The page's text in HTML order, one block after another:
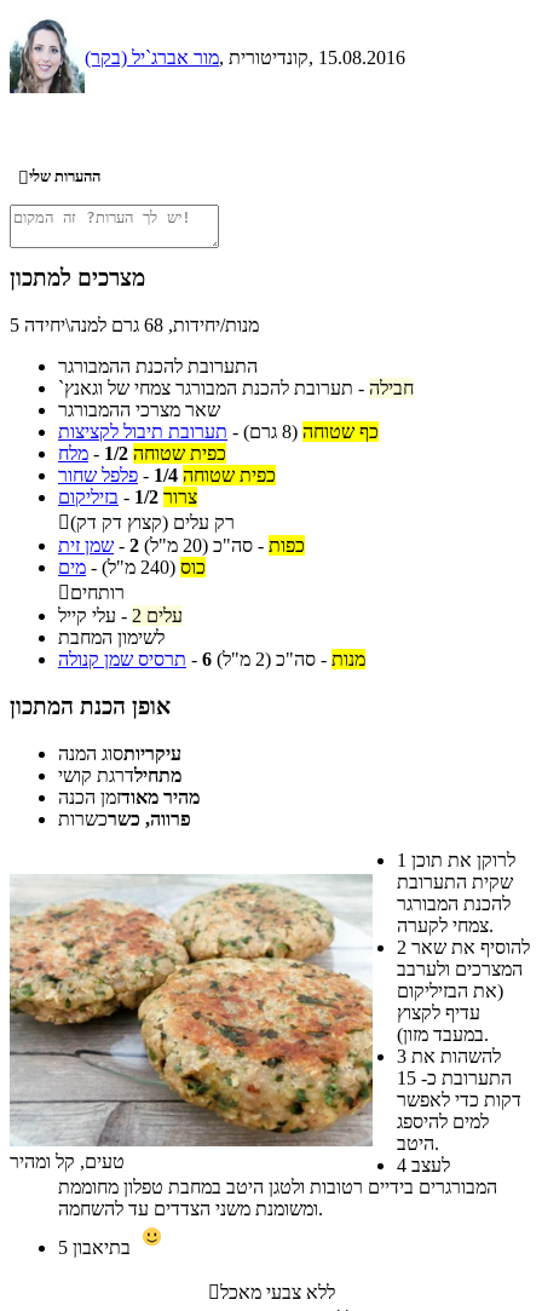
מור אברג`יל (בקר) , קונדיטורית, 15.08.2016
ההערות שלי
מצרכים למתכון
5 מנות/יחידות, 68 גרם למנה\יחידה
התערובת להכנת ההמבורגר
תערובת להכנת המבורגר צמחי של וגאנץ` - חבילה
שאר מצרכי ההמבורגר
תערובת תיבול לקציצות - כף שטוחה (8 גרם)
מלח - 1/2 כפית שטוחה
פלפל שחור - 1/4 כפית שטוחה
בזיליקום - 1/2 צרור
רק עלים (קצוץ דק דק)
שמן זית - 2 כפות - סה"כ (20 מ"ל)
מים - כוס (240 מ"ל)
רותחים
עלי קייל -
2 עלים
לשימון המחבת
תרסיס שמן קנולה - 6 מנות - סה"כ (2 מ"ל)
אופן הכנת המתכון
עיקריותסוג המנה
מתחילדרגת קושי
מהיר מאודזמן הכנה
פרווה, כשרכשרות
טעים, קל ומהיר
1
שקית התערובת
להכנת המבורגר
צמחי לקערה.
2
המצרכים ולערבב
(את הבזיליקום
עדיף לקצוץ
במעבד מזון).
3
התערובת כ- 15
דקות כדי לאפשר
למים להיספג
היטב.
4
המבורגרים בידיים רטובות ולטגן היטב במחבת טפלון מחוממת
ומשומנת משני הצדדים עד להשחמה.
5
ללא צבעי מאכל